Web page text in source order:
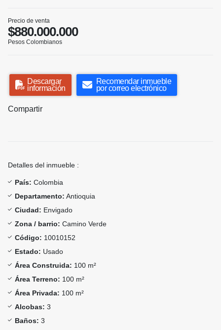
Precio de venta
$880.000.000
Pesos Colombianos
Descargar
información
Recomendar inmueble
por correo electrónico
Compartir
Detalles del inmueble :
País: Colombia
Departamento: Antioquia
Ciudad: Envigado
Zona / barrio: Camino Verde
Código: 10010152
Estado: Usado
Área Construida: 100 m²
Área Terreno: 100 m²
Área Privada: 100 m²
Alcobas: 3
Baños: 3